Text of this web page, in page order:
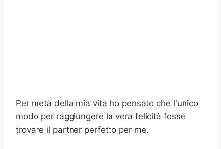
Per metà della mia vita ho pensato che l'unico
modo per raggiungere la vera felicità fosse
trovare il partner perfetto per me.